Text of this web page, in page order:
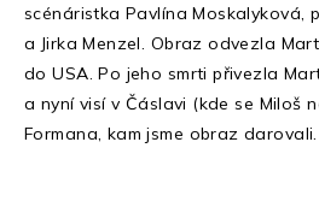
scénáristka Pavlína Moskalyková,
a Jirka Menzel. Obraz odvezla
do USA. Po jeho smrti přivezla
a nyní visí v Čáslavi (kde se Miloš
Formana, kam jsme obraz darovali.